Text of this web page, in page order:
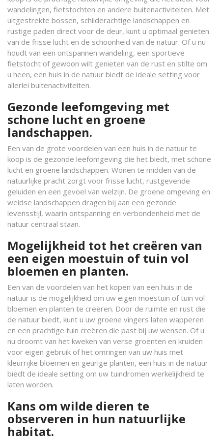
wandelingen, fietstochten en andere buitenactiviteiten. Met
uitgestrekte bossen, schilderachtige landschappen en
rustige paden direct voor de deur, kunt u optimaal genieten
van de frisse lucht en de schoonheid van de natuur. Of u nu
houdt van een ontspannen wandeling, een sportieve
fietstocht of gewoon wilt genieten van de rust en stilte om
u heen, een huis in de natuur biedt de ideale setting voor
allerlei buitenactiviteiten.
Gezonde leefomgeving met
schone lucht en groene
landschappen.
Een van de grote voordelen van een huis in de natuur te
koop is de gezonde leefomgeving die het biedt, met schone
lucht en groene landschappen. Wonen te midden van de
natuurlijke pracht zorgt voor frisse lucht, rustgevende
geluiden en een gevoel van welzijn. De groene omgeving en
weidse landschappen dragen bij aan een gezonde
levensstijl, waarin ontspanning en verbondenheid met de
natuur centraal staan.
Mogelijkheid tot het creëren van
een eigen moestuin of tuin vol
bloemen en planten.
Een van de voordelen van het kopen van een huis in de
natuur is de mogelijkheid om uw eigen moestuin of tuin vol
bloemen en planten te creëren. Door de ruimte en rust die
de natuur biedt, kunt u uw groene vingers laten wapperen
en een prachtige tuin creëren die past bij uw wensen. Of u
nu droomt van het kweken van verse groenten en kruiden
voor eigen gebruik of het omringen van uw huis met
kleurrijke bloemen en geurige planten, een huis in de natuur
biedt de ideale setting om uw tuindromen werkelijkheid te
laten worden.
Kans om wilde dieren te
observeren in hun natuurlijke
habitat.